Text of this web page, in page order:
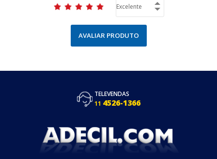
AVALIAR PRODUTO
TELEVENDAS
11 4526-1366